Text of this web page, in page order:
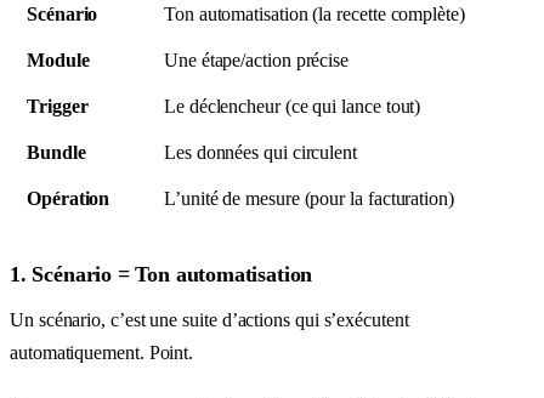
Scénario Ton automatisation (la recette complète)
Module Une étape/action précise
Trigger Le déclencheur (ce qui lance tout)
Bundle Les données qui circulent
Opération L’unité de mesure (pour la facturation)
1. Scénario = Ton automatisation
Un scénario, c’est une suite d’actions qui s’exécutent
automatiquement. Point.